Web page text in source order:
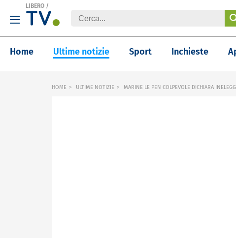
LIBERO /
Home Ultime notizie Sport Inchieste
HOME ULTIME NOTIZIE MARINE LE PEN COLPEVOLE DICHIARA